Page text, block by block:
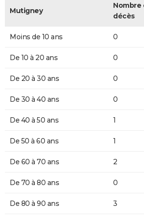
Mutigney
Nombre
décès
Moins de 10 ans 0
De 10 à 20 ans 0
De 20 à 30 ans 0
De 30 à 40 ans 0
De 40 à 50 ans 1
De 50 à 60 ans 1
De 60 à 70 ans 2
De 70 à 80 ans 0
De 80 à 90 ans 3